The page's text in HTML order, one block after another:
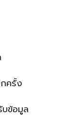
ครั้ง
บข้อมูล